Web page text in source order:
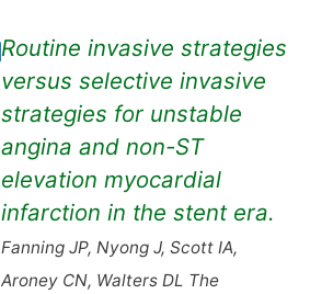
Routine invasive strategies
versus selective invasive
strategies for unstable
angina and non-ST
elevation myocardial
infarction in the stent era.
Fanning JP, Nyong J, Scott IA,
Aroney CN, Walters DL The